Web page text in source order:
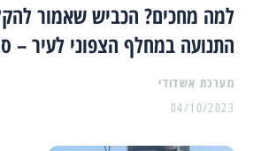
למה מחכים? הכביש שאמור
התנועה במחלף הצפוני לעיר –
מערכת אשדודי
04/10/2023